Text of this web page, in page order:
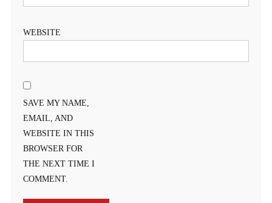
WEBSITE
SAVE MY NAME,
EMAIL, AND
WEBSITE IN THIS
BROWSER FOR
THE NEXT TIME I
COMMENT.